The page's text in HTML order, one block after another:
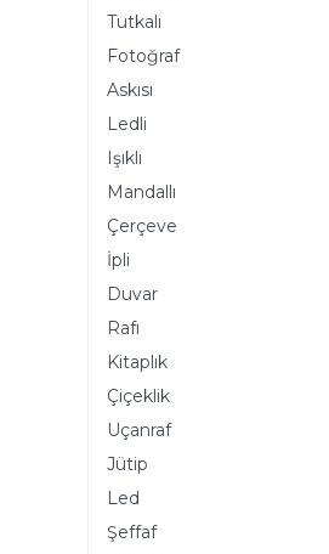
Tutkalı
Fotoğraf
Askısı
Ledli
Işıklı
Mandallı
Çerçeve
İpli
Duvar
Rafı
Kitaplık
Çiçeklik
Uçanraf
Jütip
Led
Şeffaf